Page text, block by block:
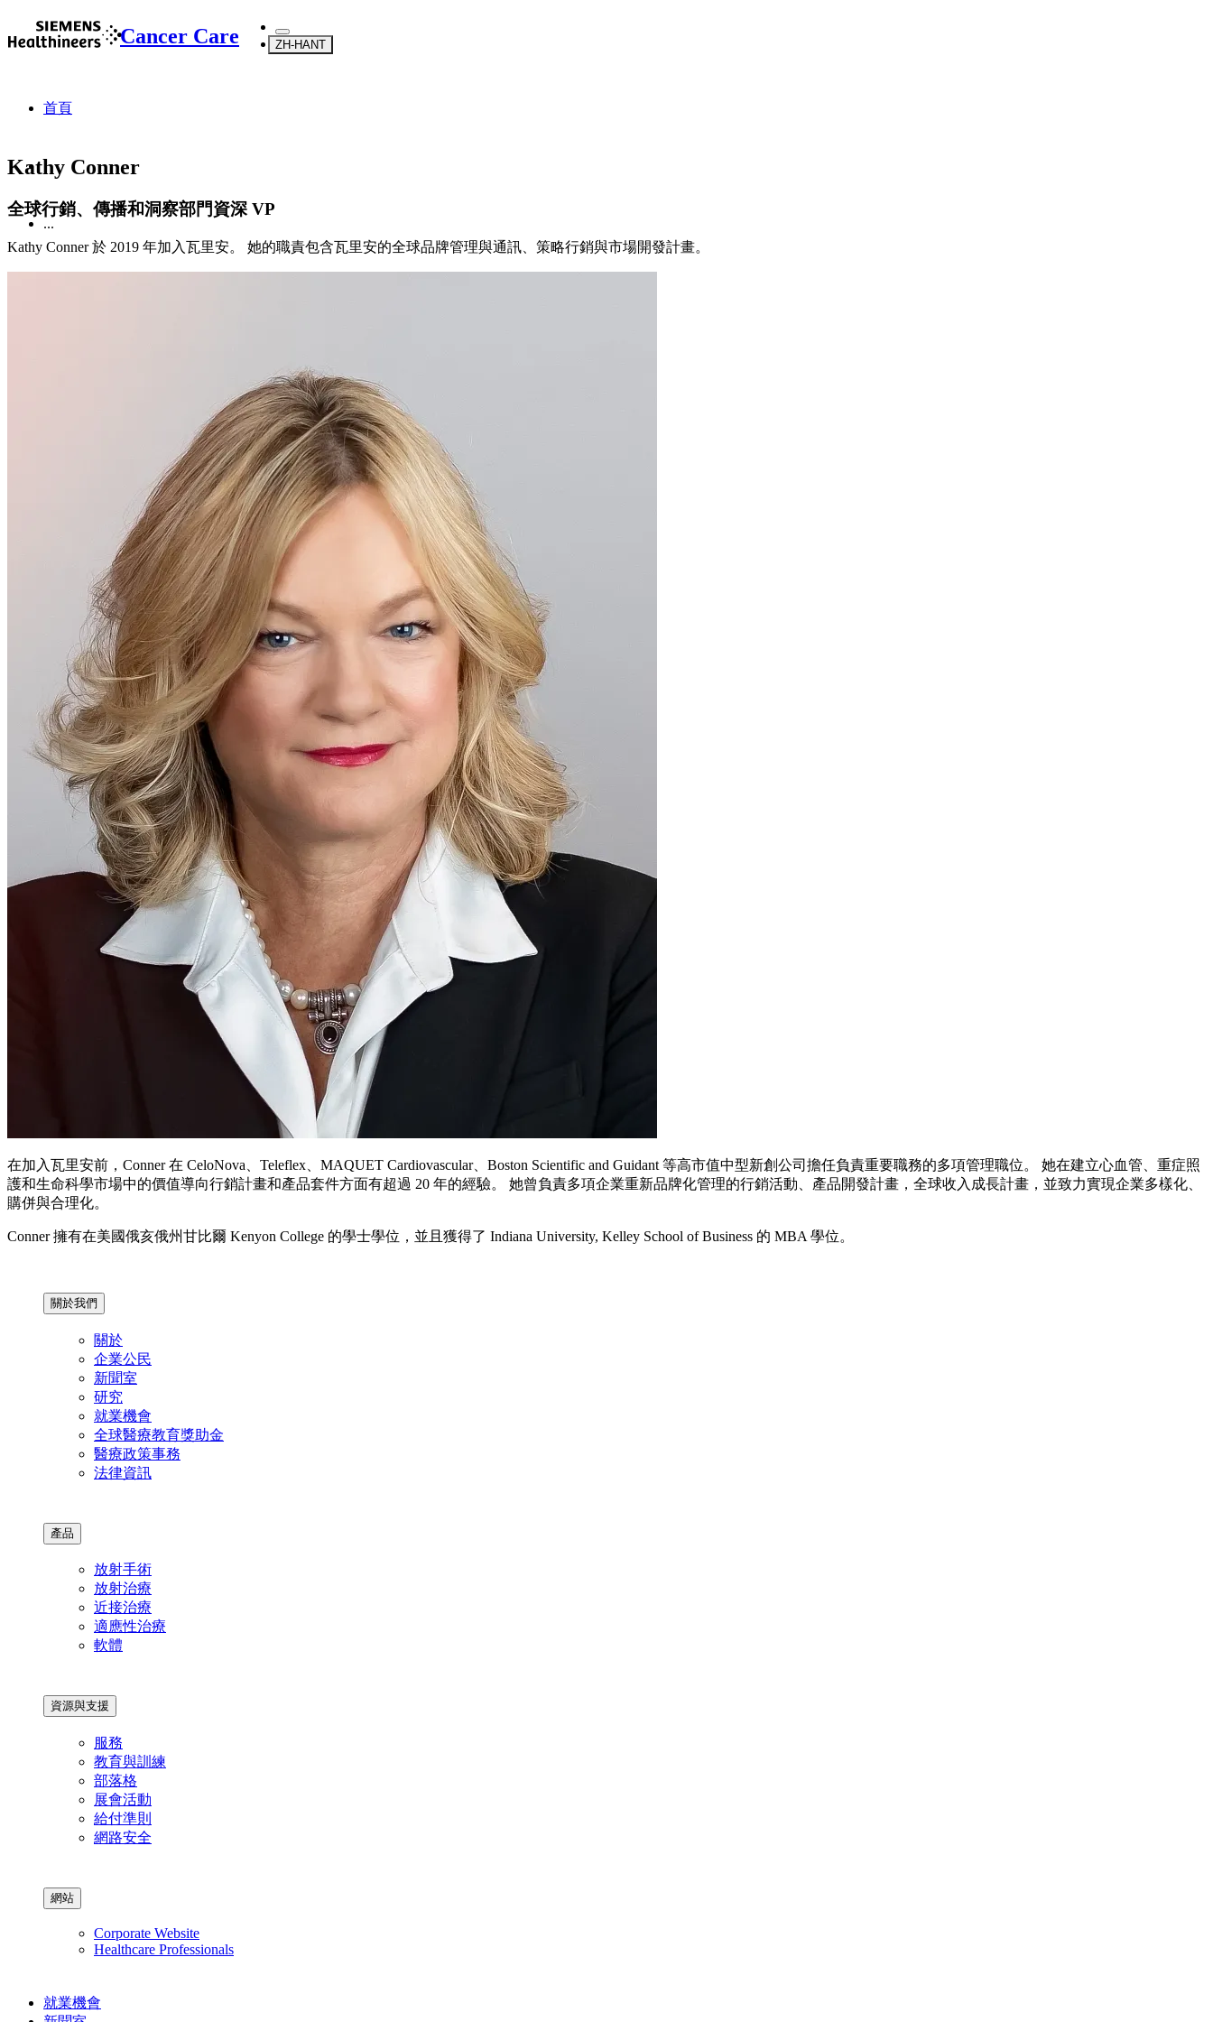
Cancer Care ZH-HANT
首頁
...
Kathy Conner
Kathy Conner
全球行銷、傳播和洞察部門資深 VP
Kathy Conner 於 2019 年加入瓦里安。 她的職責包含瓦里安的全球品牌管理與通訊、策略行銷與市場開發計畫。
在加入瓦里安前，Conner 在 CeloNova、Teleflex、MAQUET Cardiovascular、Boston Scientific and Guidant 等高市值中型新創公司擔任負責重要職務的多項管理職位。 她在建立心血管、重症照
護和生命科學市場中的價值導向行銷計畫和產品套件方面有超過 20 年的經驗。 她曾負責多項企業重新品牌化管理的行銷活動、產品開發計畫，全球收入成長計畫，並致力實現企業多樣化、
購併與合理化。
Conner 擁有在美國俄亥俄州甘比爾 Kenyon College 的學士學位，並且獲得了 Indiana University, Kelley School of Business 的 MBA 學位。
關於我們
關於
企業公民
新聞室
研究
就業機會
全球醫療教育獎助金
醫療政策事務
法律資訊
產品
放射手術
放射治療
近接治療
適應性治療
軟體
資源與支援
服務
教育與訓練
部落格
展會活動
給付準則
網路安全
網站
Corporate Website
Healthcare Professionals
就業機會